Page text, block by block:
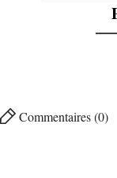
Commentaires (0)